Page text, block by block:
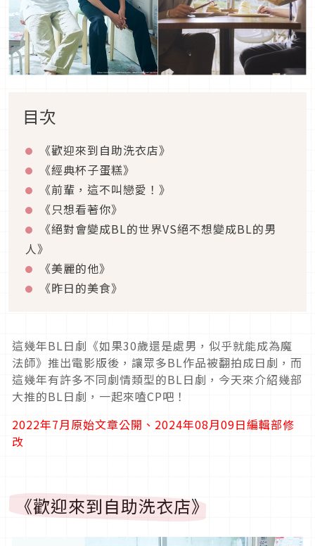
目次
《歡迎來到自助洗衣店》
《經典杯子蛋糕》
《前輩，這不叫戀愛！》
《只想看著你》
《絕對會變成BL的世界VS絕不想變成BL的男
人》
《美麗的他》
《昨日的美食》
這幾年BL日劇《如果30歲還是處男，似乎就能成為魔
法師》推出電影版後，讓眾多BL作品被翻拍成日劇，而
這幾年有許多不同劇情類型的BL日劇，今天來介紹幾部
大推的BL日劇，一起來嗑CP吧！
2022年7月原始文章公開、2024年08月09日編輯部修
改
《歡迎來到自助洗衣店》